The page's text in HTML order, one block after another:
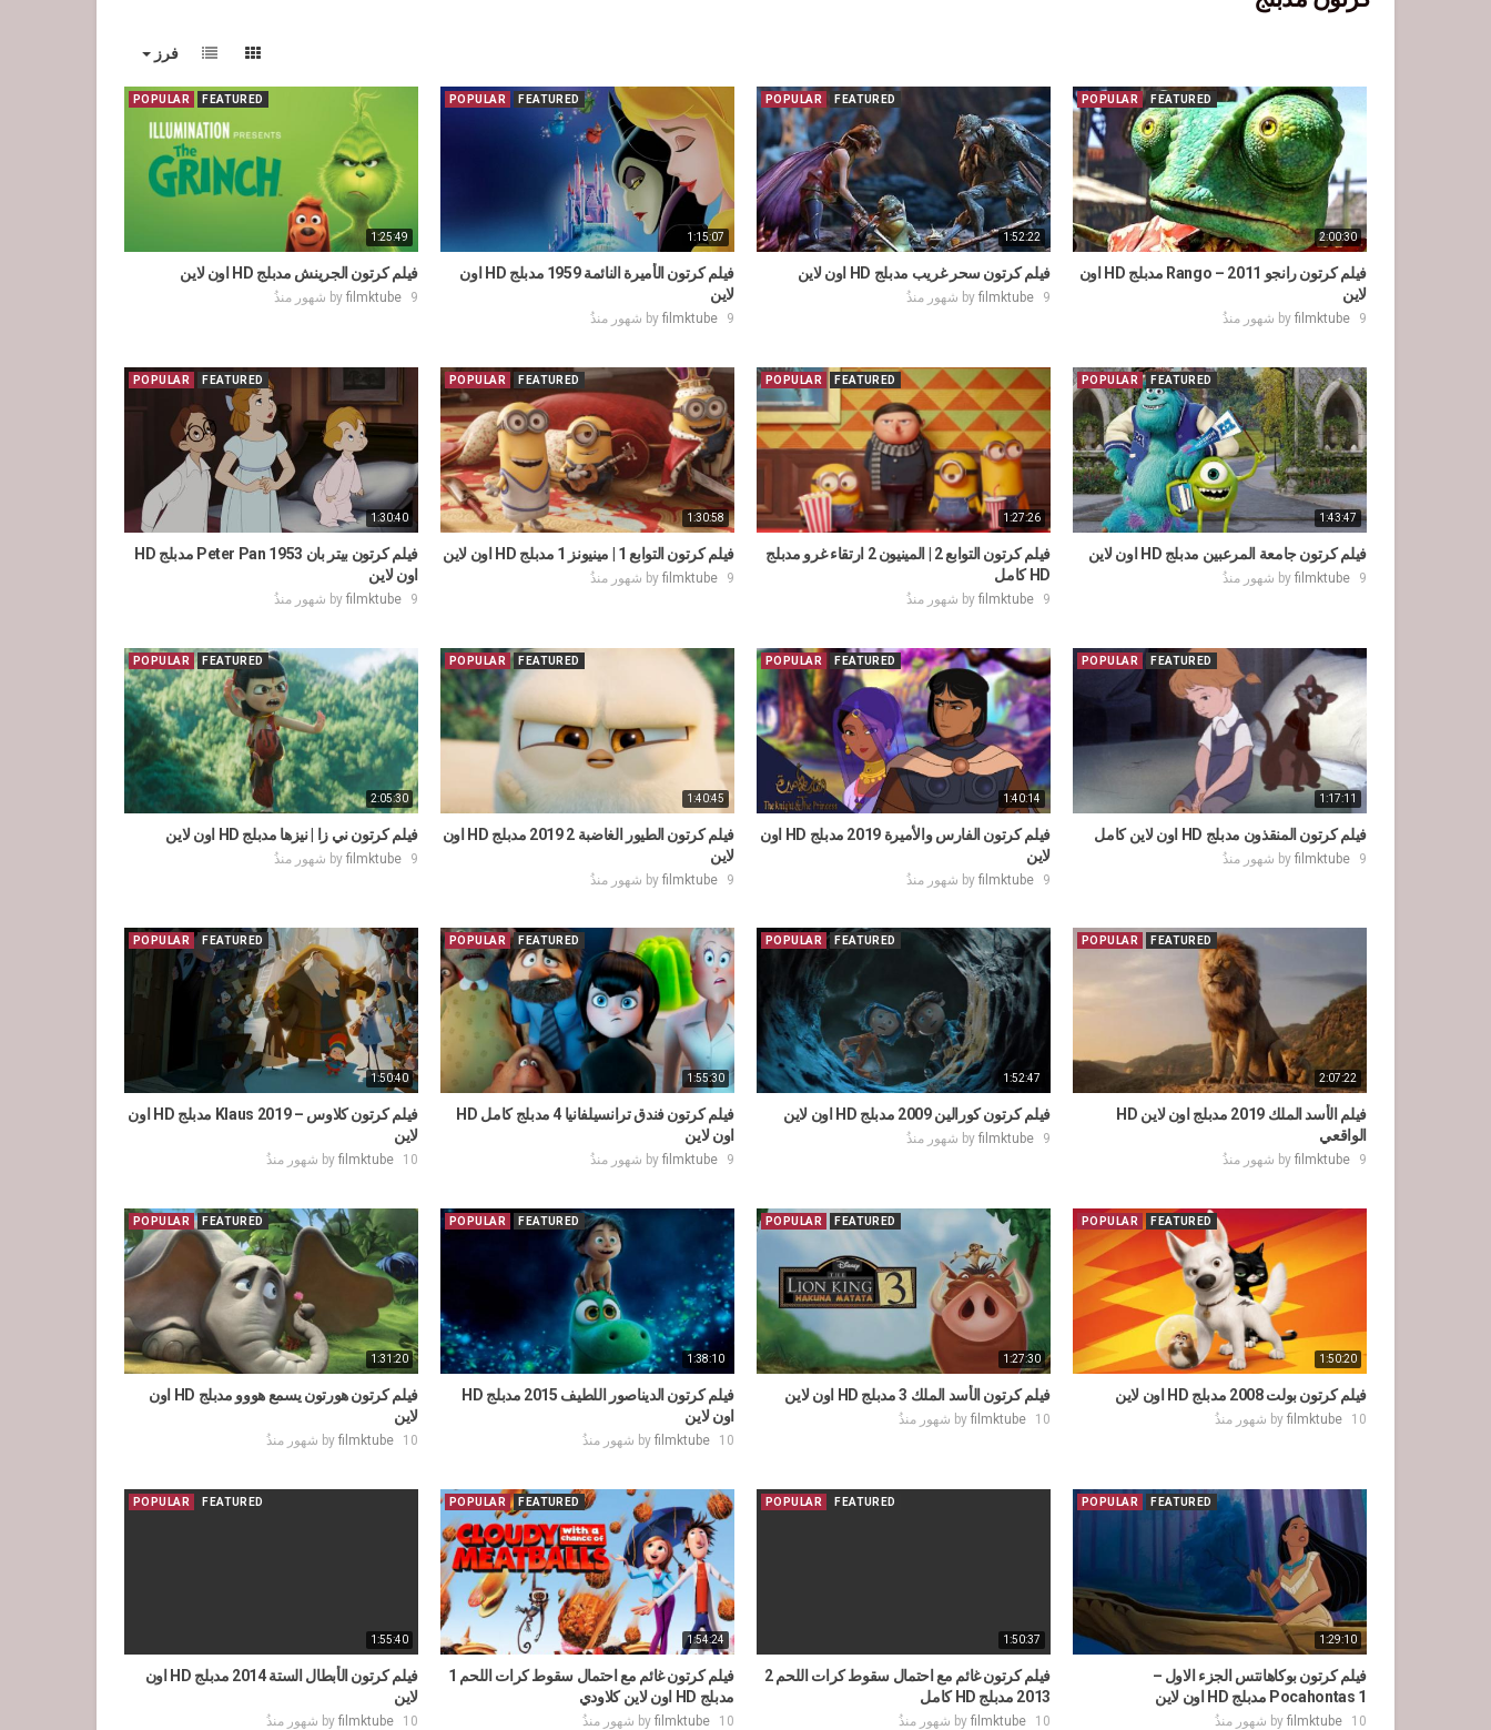
فرز
2:00:30
POPULAR FEATURED
فيلم كرتون رانجو 2011 – Rango مدبلج HD اون
لاين
by filmktube 9 شهور منذُ
1:52:22
POPULAR FEATURED
فيلم كرتون سحر غريب مدبلج HD اون لاين
by filmktube 9 شهور منذُ
1:15:07
POPULAR FEATURED
فيلم كرتون الأميرة النائمة 1959 مدبلج HD اون
لاين
by filmktube 9 شهور منذُ
1:25:49
POPULAR FEATURED
فيلم كرتون الجرينش مدبلج HD اون لاين
by filmktube 9 شهور منذُ
1:43:47
POPULAR FEATURED
فيلم كرتون جامعة المرعبين مدبلج HD اون لاين
by filmktube 9 شهور منذُ
1:27:26
POPULAR FEATURED
فيلم كرتون التوابع 2 | المينيون 2 ارتقاء غرو مدبلج
HD كامل
by filmktube 9 شهور منذُ
1:30:58
POPULAR FEATURED
فيلم كرتون التوابع 1 | مينيونز 1 مدبلج HD اون لاين
by filmktube 9 شهور منذُ
1:30:40
POPULAR FEATURED
فيلم كرتون بيتر بان 1953 Peter Pan مدبلج HD
اون لاين
by filmktube 9 شهور منذُ
1:17:11
POPULAR FEATURED
فيلم كرتون المنقذون مدبلج HD اون لاين كامل
by filmktube 9 شهور منذُ
1:40:14
POPULAR FEATURED
فيلم كرتون الفارس واﻷميرة 2019 مدبلج HD اون
لاين
by filmktube 9 شهور منذُ
1:40:45
POPULAR FEATURED
فيلم كرتون الطيور الغاضبة 2 2019 مدبلج HD اون
لاين
by filmktube 9 شهور منذُ
2:05:30
POPULAR FEATURED
فيلم كرتون ني زا | نيزها مدبلج HD اون لاين
by filmktube 9 شهور منذُ
2:07:22
POPULAR FEATURED
فيلم الأسد الملك 2019 مدبلج اون لاين HD
الواقعي
by filmktube 9 شهور منذُ
1:52:47
POPULAR FEATURED
فيلم كرتون كورالين 2009 مدبلج HD اون لاين
by filmktube 9 شهور منذُ
1:55:30
POPULAR FEATURED
فيلم كرتون فندق ترانسيلفانيا 4 مدبلج كامل HD
اون لاين
by filmktube 9 شهور منذُ
1:50:40
POPULAR FEATURED
فيلم كرتون كلاوس – Klaus 2019 مدبلج HD اون
لاين
by filmktube 10 شهور منذُ
1:50:20
POPULAR FEATURED
فيلم كرتون بولت 2008 مدبلج HD اون لاين
by filmktube 10 شهور منذُ
1:27:30
POPULAR FEATURED
فيلم كرتون الأسد الملك 3 مدبلج HD اون لاين
by filmktube 10 شهور منذُ
1:38:10
POPULAR FEATURED
فيلم كرتون الديناصور اللطيف 2015 مدبلج HD
اون لاين
by filmktube 10 شهور منذُ
1:31:20
POPULAR FEATURED
فيلم كرتون هورتون يسمع هووو مدبلج HD اون
لاين
by filmktube 10 شهور منذُ
1:29:10
POPULAR FEATURED
فيلم كرتون بوكاهانتس الجزء الاول –
Pocahontas 1 مدبلج HD اون لاين
by filmktube 10 شهور منذُ
1:50:37
POPULAR FEATURED
فيلم كرتون غائم مع احتمال سقوط كرات اللحم 2
2013 مدبلج HD كامل
by filmktube 10 شهور منذُ
1:54:24
POPULAR FEATURED
فيلم كرتون غائم مع احتمال سقوط كرات اللحم 1
مدبلج HD اون لاين كلاودي
by filmktube 10 شهور منذُ
1:55:40
POPULAR FEATURED
فيلم كرتون الأبطال الستة 2014 مدبلج HD اون
لاين
by filmktube 10 شهور منذُ